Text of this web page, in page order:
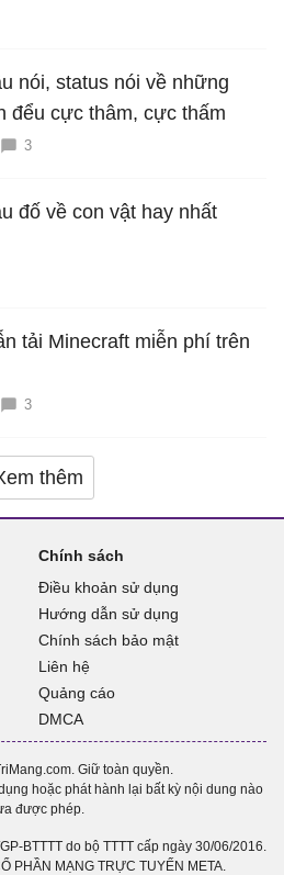
nói, status nói về những
đểu cực thâm, cực thấm
3
đố về con vật hay nhất
tải Minecraft miễn phí trên
3
thêm
Chính sách
Điều khoản sử dụng
Hướng dẫn sử dụng
Chính sách bảo mật
Liên hệ
Quảng cáo
DMCA
Giữ toàn quyền.
hoặc phát hành lại bất kỳ nội dung nào
được phép.
BTTTT do bộ TTTT cấp ngày 30/06/2016.
PHẦN MẠNG TRỰC TUYẾN META.